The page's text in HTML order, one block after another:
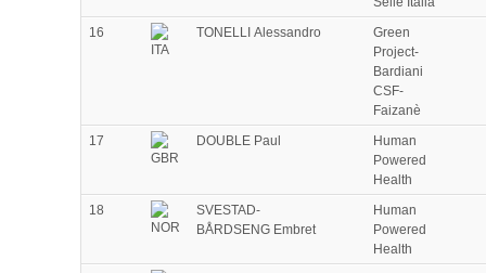
16
TONELLI Alessandro
Green
Project-
Bardiani
CSF-
Faizanè
17
DOUBLE Paul
Human
Powered
Health
18
SVESTAD-
BÅRDSENG Embret
Human
Powered
Health